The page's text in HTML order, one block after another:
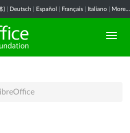
) Deutsch Español Français Italiano More...